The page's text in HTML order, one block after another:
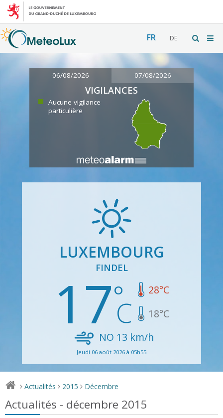
FR DE
06/08/2026 07/08/2026
VIGILANCES
Aucune vigilance
particulière
LUXEMBOURG
FINDEL
17 28°C
18°C
NO 13 km/h
Jeudi 06 août 2026 à 05h55
> Actualités > 2015 > Décembre
Actualités - décembre 2015